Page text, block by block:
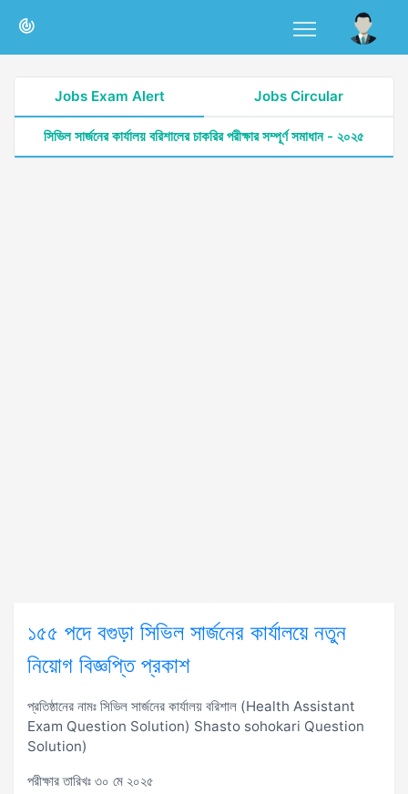
Jobs Exam Alert Jobs Circular
সিভিল সার্জনের কার্যালয় বরিশালের চাকরির পরীক্ষার সম্পূর্ণ সমাধান - ২০২৫
১৫৫ পদে বগুড়া সিভিল সার্জনের কার্যালয়ে নতুন
নিয়োগ বিজ্ঞপ্তি প্রকাশ
প্রতিষ্ঠানের নামঃ সিভিল সার্জনের কার্যালয় বরিশাল (Health Assistant
Exam Question Solution) ‍Shasto sohokari Question
Solution)
পরীক্ষার তারিখঃ ৩০ মে ২০২৫